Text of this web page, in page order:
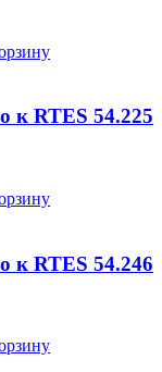
к RTES 54.225
к RTES 54.246